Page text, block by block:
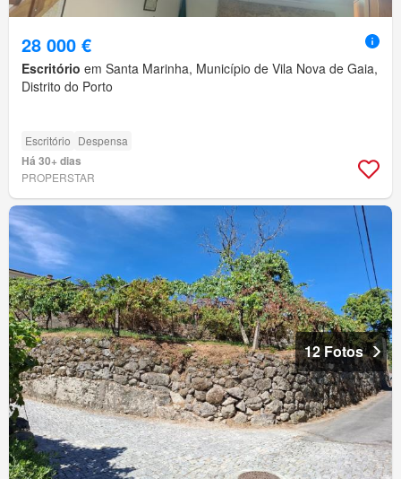
28 000 €
Escritório em Santa Marinha, Município de Vila Nova de Gaia,
Distrito do Porto
Escritório Despensa
Há 30+ dias
PROPERSTAR
12 Fotos